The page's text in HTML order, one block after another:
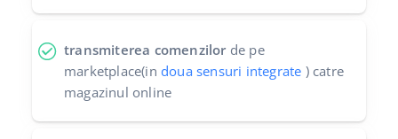
transmiterea comenzilor de pe
marketplace(in doua sensuri integrate ) catre
magazinul online